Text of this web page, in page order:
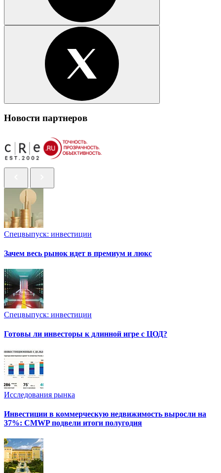
Новости партнеров
Спецвыпуск: инвестиции
Зачем весь рынок идет в премиум и люкс
Спецвыпуск: инвестиции
Готовы ли инвесторы к длинной игре с ЦОД?
Исследования рынка
Инвестиции в коммерческую недвижимость выросли на
37%: CMWP подвели итоги полугодия